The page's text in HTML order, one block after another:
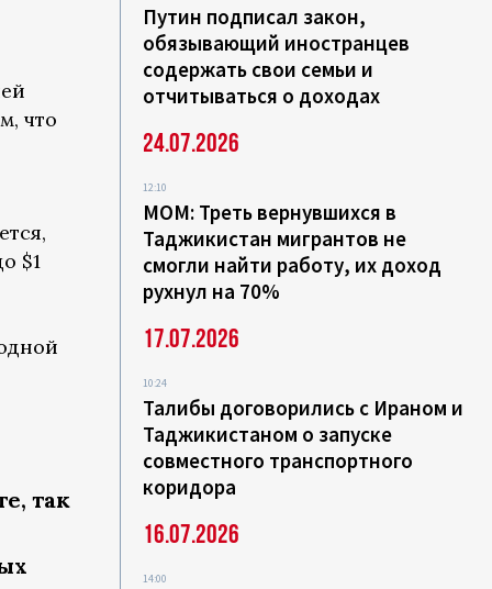
что
$1
так
Путин подписал закон,
обязывающий иностранцев
содержать свои семьи и
отчитываться о доходах
24.07.2026
12:10
МОМ: Треть вернувшихся в
Таджикистан мигрантов не
смогли найти работу, их доход
рухнул на 70%
17.07.2026
10:24
Талибы договорились с Ираном и
Таджикистаном о запуске
совместного транспортного
коридора
16.07.2026
14:00